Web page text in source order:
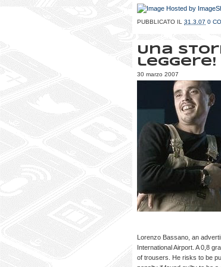
PUBBLICATO IL 31.3.07 0
Una
leggere!
30 marzo 2007
Lorenzo Bassano, an
International Airport. A 0,8
of trousers. He risks to be